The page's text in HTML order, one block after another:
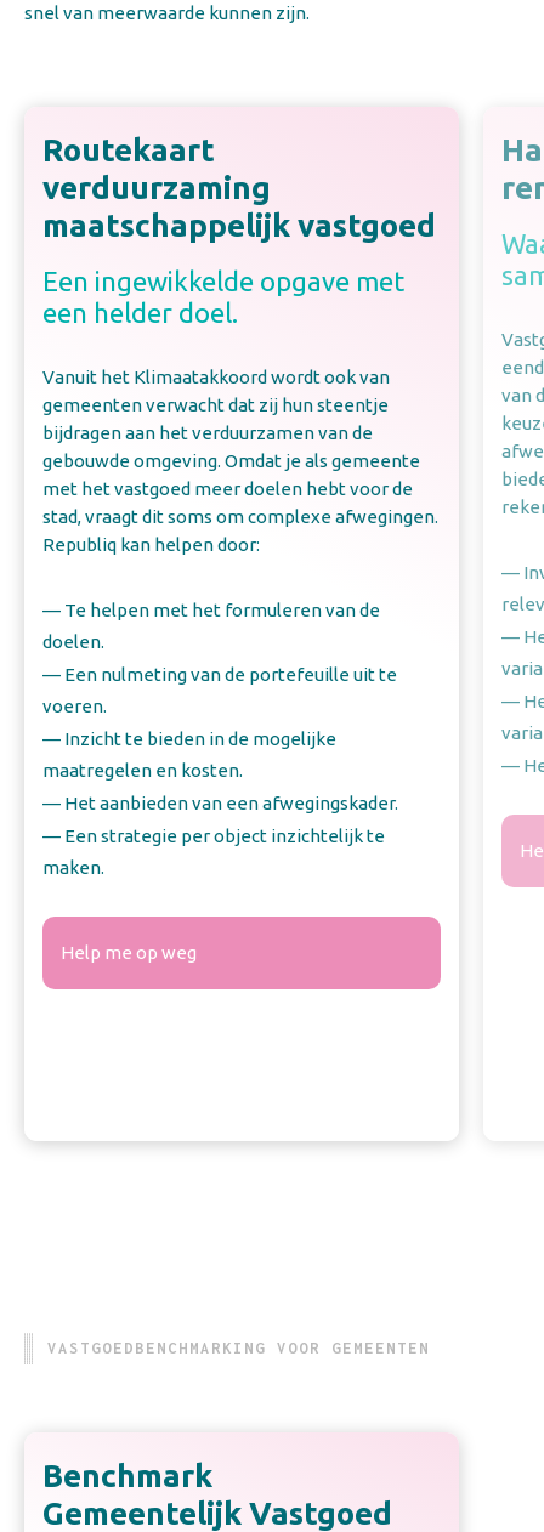
snel van meerwaarde kunnen zijn.
Routekaart
verduurzaming
maatschappelijk vastgoed
Een ingewikkelde opgave met
een helder doel.
Vanuit het Klimaatakkoord wordt ook van
gemeenten verwacht dat zij hun steentje
bijdragen aan het verduurzamen van de
gebouwde omgeving. Omdat je als gemeente
met het vastgoed meer doelen hebt voor de
stad, vraagt dit soms om complexe afwegingen.
Republiq kan helpen door:
— Te helpen met het formuleren van de
doelen.
— Een nulmeting van de portefeuille uit te
voeren.
— Inzicht te bieden in de mogelijke
maatregelen en kosten.
— Het aanbieden van een afwegingskader.
— Een strategie per object inzichtelijk te
maken.
Help me op weg
van
—
—
—
—
VASTGOEDBENCHMARKING VOOR GEMEENTEN
Benchmark
Gemeentelijk Vastgoed